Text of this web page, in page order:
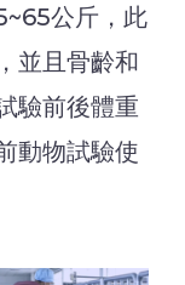
公斤，此
並且骨齡和
驗前後體重
動物試驗使